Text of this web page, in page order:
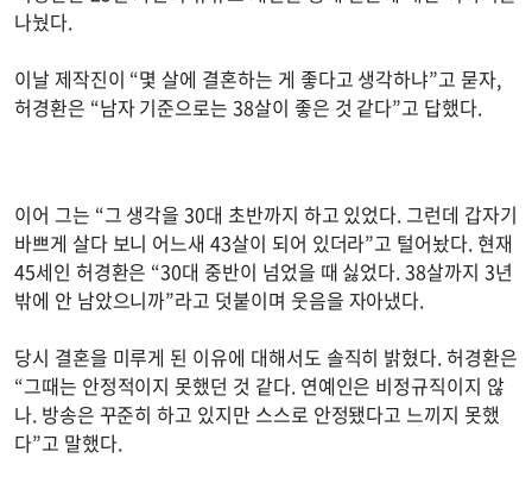
나눴다.
이날 제작진이 “몇 살에 결혼하는 게 좋다고 생각하냐”고 묻자,
허경환은 “남자 기준으로는 38살이 좋은 것 같다”고 답했다.
이어 그는 “그 생각을 30대 초반까지 하고 있었다. 그런데 갑자기
바쁘게 살다 보니 어느새 43살이 되어 있더라”고 털어놨다. 현재
45세인 허경환은 “30대 중반이 넘었을 때 싫었다. 38살까지 3년
밖에 안 남았으니까”라고 덧붙이며 웃음을 자아냈다.
당시 결혼을 미루게 된 이유에 대해서도 솔직히 밝혔다. 허경환은
“그때는 안정적이지 못했던 것 같다. 연예인은 비정규직이지 않
나. 방송은 꾸준히 하고 있지만 스스로 안정됐다고 느끼지 못했
다”고 말했다.